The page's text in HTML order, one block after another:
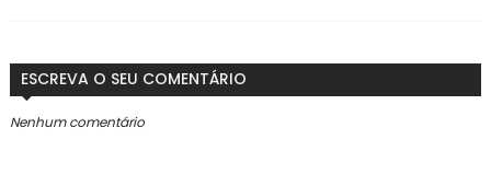
ESCREVA O SEU COMENTÁRIO
Nenhum comentário